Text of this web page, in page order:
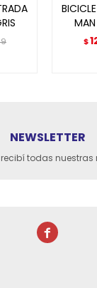
$
NEWSLETTER
recibí todas
